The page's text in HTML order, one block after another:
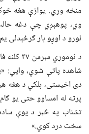
منځه وړي. یوازې هغه
وي، پوهېږي چې دغه
نورو د اوږو بار ګرځېدلی
د
شاهده پاتې شوې، وایي:
دی اخیستی، بلکې د هغه
پرته له امساوو حتی یو
تشناب په څېر د یوې
سخت درد کوي.»